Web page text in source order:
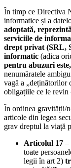
În timp ce Directiva
informatice și a
adoptată,
serviciile de
drept privat (SRL,
informatic (adica
pentru abuzuri
nenumăratele
vagă a „deținătorilor
obligațiile ce le revin
În ordinea gravității/
articole din legea
grav dreptul la viață
Articolul 17 –
toate
legii în art 2)